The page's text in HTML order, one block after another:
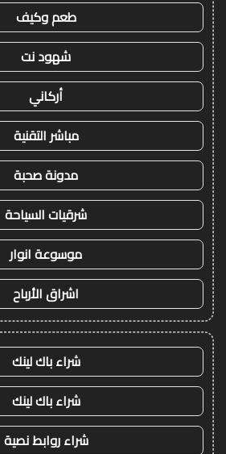
طعم وكيف
شهود نت
أركاني
مباشر التقنية
مدونة صحبة
شرقيات السياحة
موسوعة انوار
اشراق الأرباح
شراء باك لينك
شراء باك لينك
شراء روابط نصية